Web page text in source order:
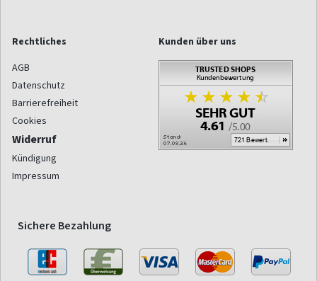
Rechtliches
AGB
Datenschutz
Barrierefreiheit
Cookies
Widerruf
Kündigung
Impressum
Kunden über uns
Sichere Bezahlung